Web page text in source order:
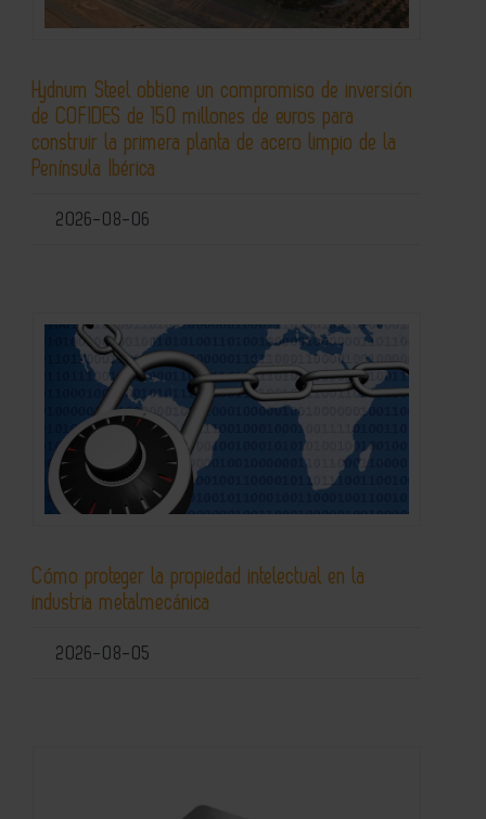
Hydnum Steel obtiene un compromiso de inversión
de COFIDES de 150 millones de euros para
construir la primera planta de acero limpio de la
Península Ibérica
2026-08-06
Cómo proteger la propiedad intelectual en la
industria metalmecánica
2026-08-05